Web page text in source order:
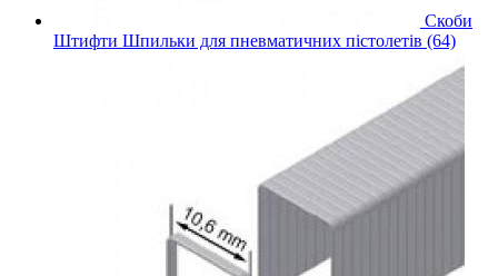
Скоби
Штифти Шпильки для пневматичних пістолетів (64)